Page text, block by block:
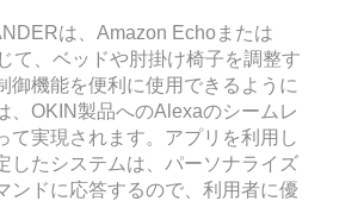
は、Amazon Echoまたは
て、ベッドや肘掛け椅子を調整す
御機能を便利に使用できるように
、OKIN製品へのAlexaのシームレ
て実現されます。アプリを利用し
したシステムは、パーソナライズ
ンドに応答するので、利用者に優